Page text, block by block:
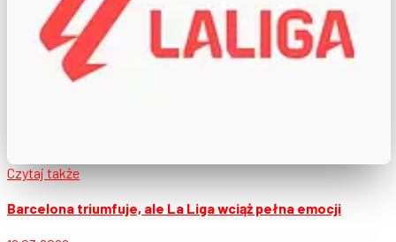
Czytaj także
Barcelona triumfuje, ale La Liga wciąż pełna emocji